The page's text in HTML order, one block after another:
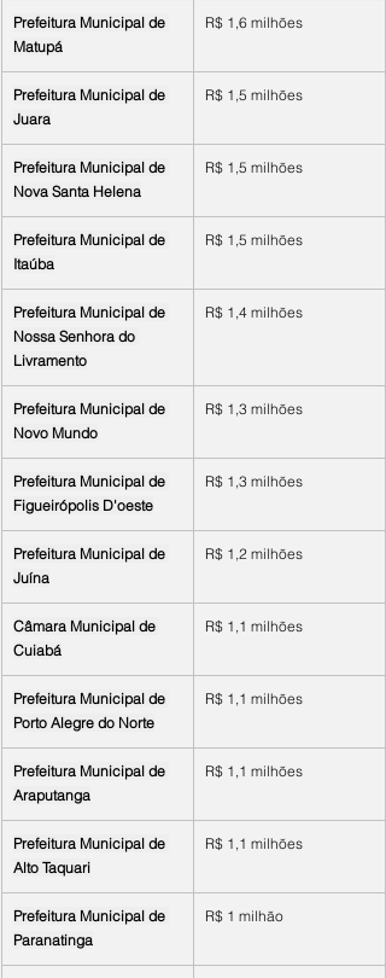
Prefeitura Municipal de
Matupá
R$ 1,6 milhões
Prefeitura Municipal de
Juara
R$ 1,5 milhões
Prefeitura Municipal de
Nova Santa Helena
R$ 1,5 milhões
Prefeitura Municipal de
Itaúba
R$ 1,5 milhões
Prefeitura Municipal de
Nossa Senhora do
Livramento
R$ 1,4 milhões
Prefeitura Municipal de
Novo Mundo
R$ 1,3 milhões
Prefeitura Municipal de
Figueirópolis D'oeste
R$ 1,3 milhões
Prefeitura Municipal de
Juína
R$ 1,2 milhões
Câmara Municipal de
Cuiabá
R$ 1,1 milhões
Prefeitura Municipal de
Porto Alegre do Norte
R$ 1,1 milhões
Prefeitura Municipal de
Araputanga
R$ 1,1 milhões
Prefeitura Municipal de
Alto Taquari
R$ 1,1 milhões
Prefeitura Municipal de
Paranatinga
R$ 1 milhão